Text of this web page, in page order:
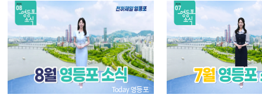
Today 영등포